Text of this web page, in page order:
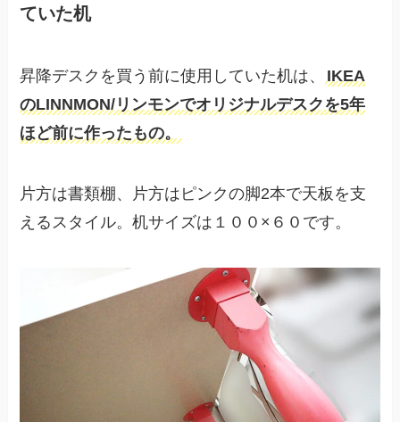
ていた机
昇降デスクを買う前に使用していた机は、
IKEA
のLINNMON/リンモンでオリジナルデスクを5年
ほど前に作ったもの。
片方は書類棚、片方はピンクの脚2本で天板を支
えるスタイル。机サイズは１００×６０です。